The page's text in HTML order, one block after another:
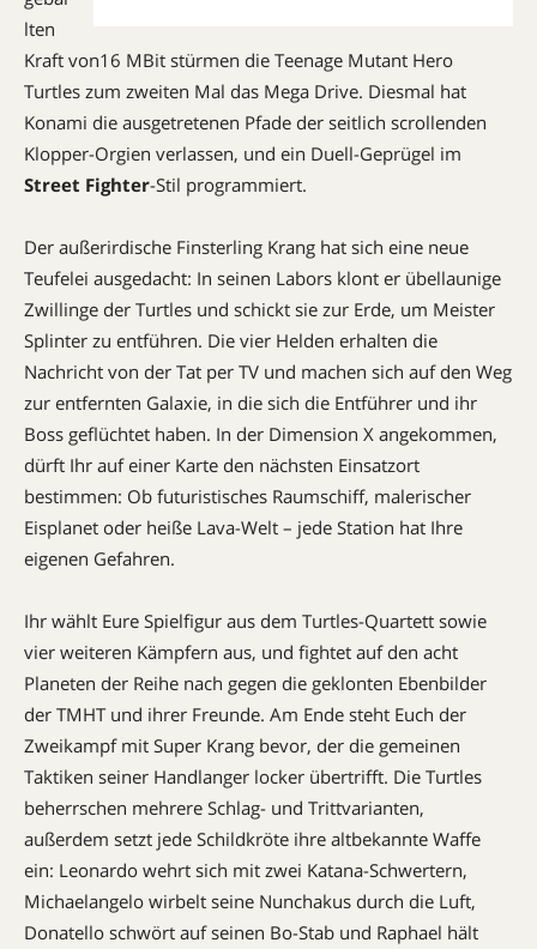
lten
Kraft von16 MBit stürmen die Teenage Mutant Hero
Turtles zum zweiten Mal das Mega Drive. Diesmal hat
Konami die ausgetretenen Pfade der seitlich scrollenden
Klopper-Orgien verlassen, und ein Duell-Geprügel im
Street Fighter-Stil programmiert.
Der außerirdische Finsterling Krang hat sich eine neue
Teufelei ausgedacht: In seinen Labors klont er übellaunige
Zwillinge der Turtles und schickt sie zur Erde, um Meister
Splinter zu entführen. Die vier Helden erhalten die
Nachricht von der Tat per TV und machen sich auf den Weg
zur entfernten Galaxie, in die sich die Entführer und ihr
Boss geflüchtet haben. In der Dimension X angekommen,
dürft Ihr auf einer Karte den nächsten Einsatzort
bestimmen: Ob futuristisches Raumschiff, malerischer
Eisplanet oder heiße Lava-Welt – jede Station hat Ihre
eigenen Gefahren.
Ihr wählt Eure Spielfigur aus dem Turtles-Quartett sowie
vier weiteren Kämpfern aus, und fightet auf den acht
Planeten der Reihe nach gegen die geklonten Ebenbilder
der TMHT und ihrer Freunde. Am Ende steht Euch der
Zweikampf mit Super Krang bevor, der die gemeinen
Taktiken seiner Handlanger locker übertrifft. Die Turtles
beherrschen mehrere Schlag- und Trittvarianten,
außerdem setzt jede Schildkröte ihre altbekannte Waffe
ein: Leonardo wehrt sich mit zwei Katana-Schwertern,
Michaelangelo wirbelt seine Nunchakus durch die Luft,
Donatello schwört auf seinen Bo-Stab und Raphael hält